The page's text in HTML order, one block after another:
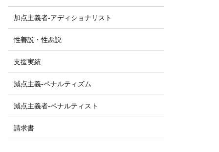
加点主義者-アディショナリスト
性善説・性悪説
支援実績
減点主義-ペナルティズム
減点主義者-ペナルティスト
請求書